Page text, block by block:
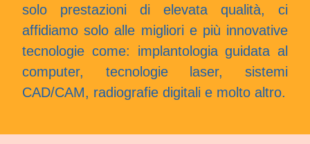
solo prestazioni di elevata qualità, ci
affidiamo solo alle migliori e più innovative
tecnologie come: implantologia guidata al
computer, tecnologie laser, sistemi
CAD/CAM, radiografie digitali e molto altro.